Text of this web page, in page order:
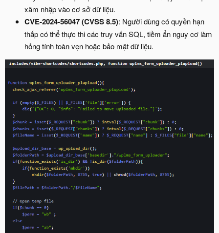
xâm nhập vào cơ sở dữ liệu.
CVE-2024-56047 (CVSS 8.5): Người dùng có quyền hạn
thấp có thể thực thi các truy vấn SQL, tiềm ẩn nguy cơ làm
hỏng tính toàn vẹn hoặc bảo mật dữ liệu.